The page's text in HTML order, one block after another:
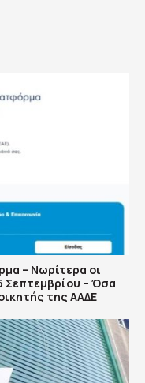
– Νωρίτερα οι
Σεπτεμβρίου – Όσα
της ΑΑΔΕ